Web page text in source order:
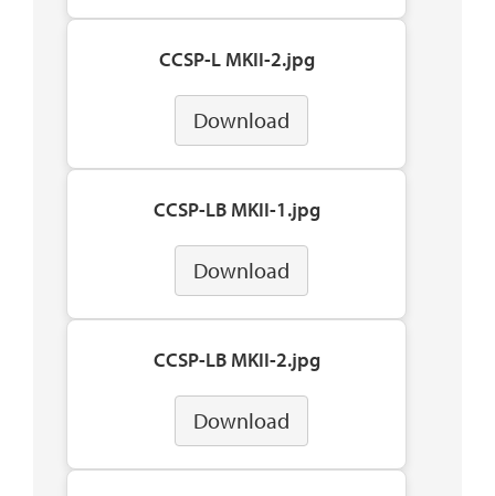
CCSP-L MKII-2.jpg
Download
CCSP-LB MKII-1.jpg
Download
CCSP-LB MKII-2.jpg
Download